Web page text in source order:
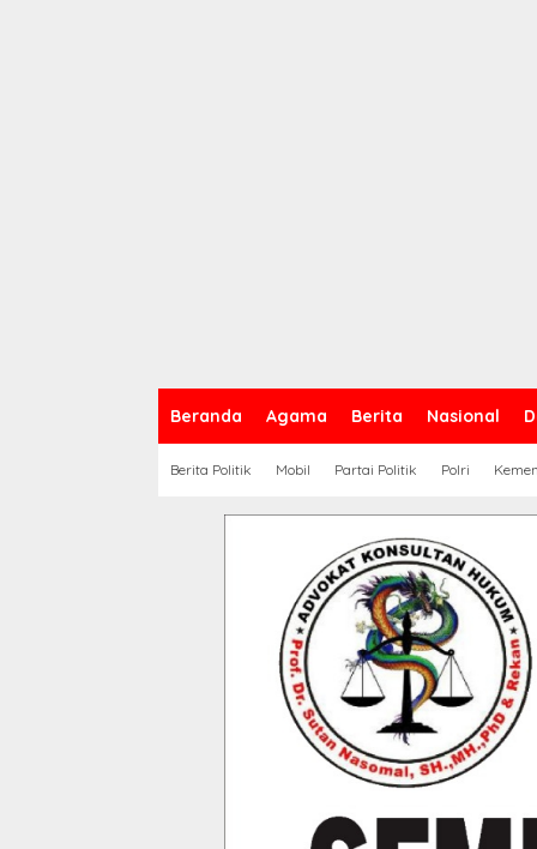
Beranda Agama Berita Nasional
Berita Politik Mobil Partai Politik Polri